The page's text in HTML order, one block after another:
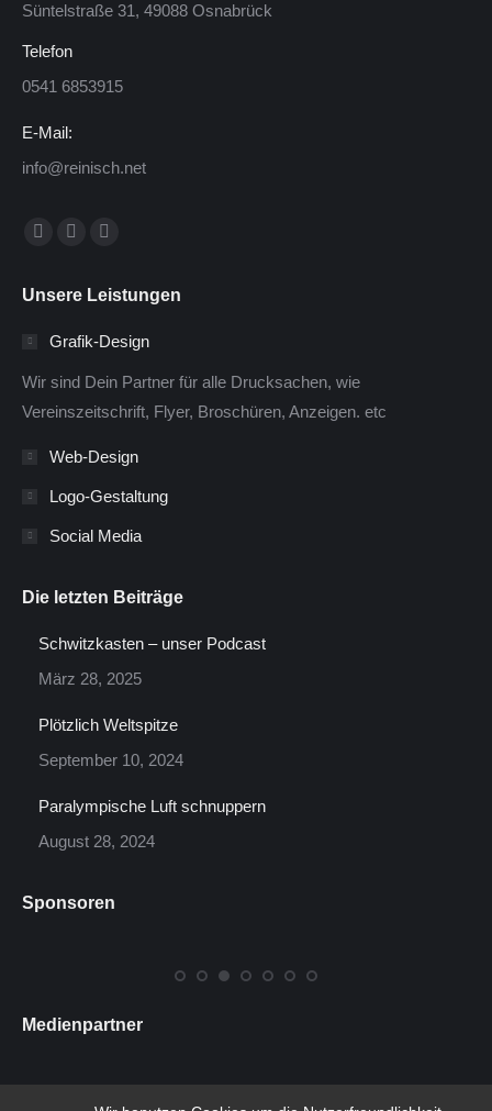
Süntelstraße 31, 49088 Osnabrück
Telefon
0541 6853915
E-Mail:
info@reinisch.net
Finden Sie uns auf:
opens
window
opens
window
opens
window
Unsere Leistungen
Grafik-Design
Wir sind Dein Partner für alle Drucksachen, wie
Vereinszeitschrift, Flyer, Broschüren, Anzeigen. etc
Web-Design
Logo-Gestaltung
Social Media
Die letzten Beiträge
Schwitzkasten – unser Podcast
März 28, 2025
Plötzlich Weltspitze
September 10, 2024
Paralympische Luft schnuppern
August 28, 2024
Sponsoren
Medienpartner